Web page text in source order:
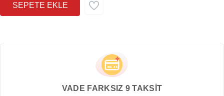
VADE FARKSIZ 9 TAKSİT